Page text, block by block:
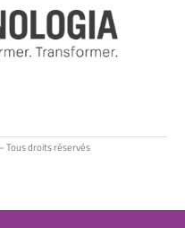
Tous droits réservés